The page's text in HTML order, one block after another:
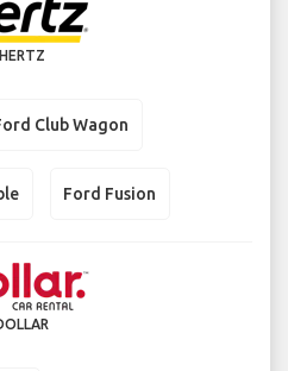
HERTZ
Club Wagon
Ford Fusion